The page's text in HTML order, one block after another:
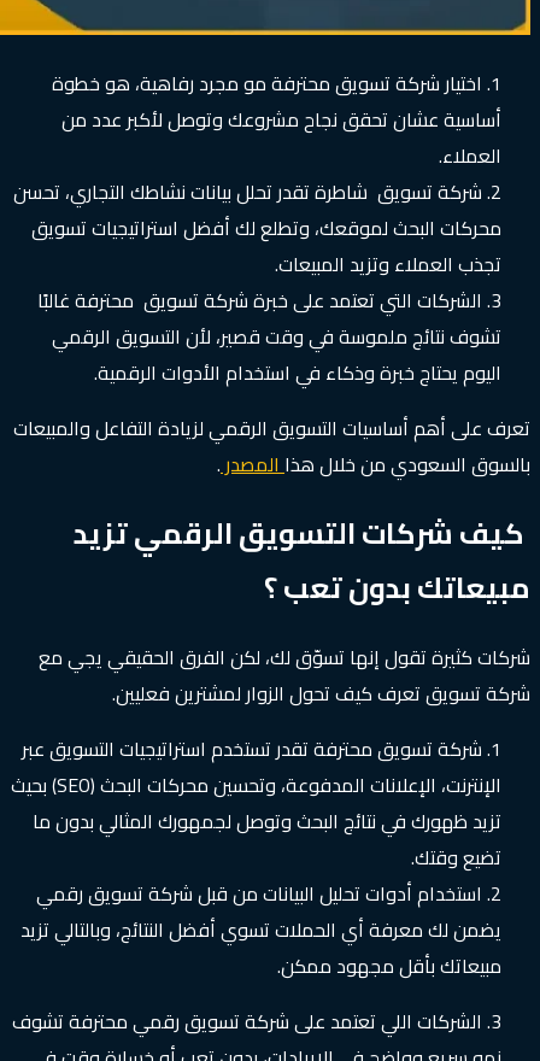
اختيار شركة تسويق محترفة مو مجرد رفاهية، هو خطوة
أساسية عشان تحقق نجاح مشروعك وتوصل لأكبر عدد من
العملاء.
شركة تسويق شاطرة تقدر تحلل بيانات نشاطك التجاري، تحسن
محركات البحث لموقعك، وتطلع لك أفضل استراتيجيات تسويق
تجذب العملاء وتزيد المبيعات.
الشركات التي تعتمد على خبرة شركة تسويق محترفة غالبًا
تشوف نتائج ملموسة في وقت قصير، لأن التسويق الرقمي
اليوم يحتاج خبرة وذكاء في استخدام الأدوات الرقمية.
تعرف على أهم أساسيات التسويق الرقمي لزيادة التفاعل والمبيعات
بالسوق السعودي من خلال هذاالمصدر.
كيف شركات التسويق الرقمي تزيد
مبيعاتك بدون تعب ؟
شركات كثيرة تقول إنها تسوّق لك، لكن الفرق الحقيقي يجي مع
شركة تسويق تعرف كيف تحول الزوار لمشترين فعليين.
شركة تسويق محترفة تقدر تستخدم استراتيجيات التسويق عبر
الإنترنت، الإعلانات المدفوعة، وتحسين محركات البحث (SEO) بحيث
تزيد ظهورك في نتائج البحث وتوصل لجمهورك المثالي بدون ما
تضيع وقتك.
استخدام أدوات تحليل البيانات من قبل شركة تسويق رقمي
يضمن لك معرفة أي الحملات تسوي أفضل النتائج، وبالتالي تزيد
مبيعاتك بأقل مجهود ممكن.
الشركات اللي تعتمد على شركة تسويق رقمي محترفة تشوف